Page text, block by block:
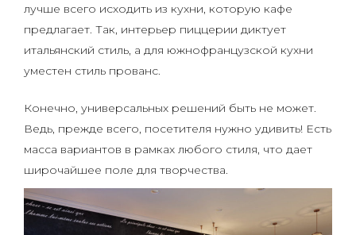
лучше всего исходить из кухни, которую кафе
предлагает. Так, интерьер пиццерии диктует
итальянский стиль, а для южнофранцузской кухни
уместен стиль прованс.
Конечно, универсальных решений быть не может.
Ведь, прежде всего, посетителя нужно удивить! Есть
масса вариантов в рамках любого стиля, что дает
широчайшее поле для творчества.